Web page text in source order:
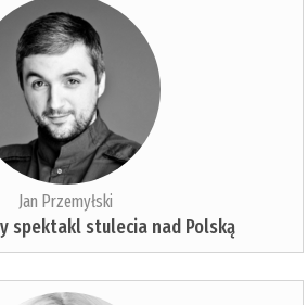
Jan Przemyłski
spektakl stulecia nad Polską